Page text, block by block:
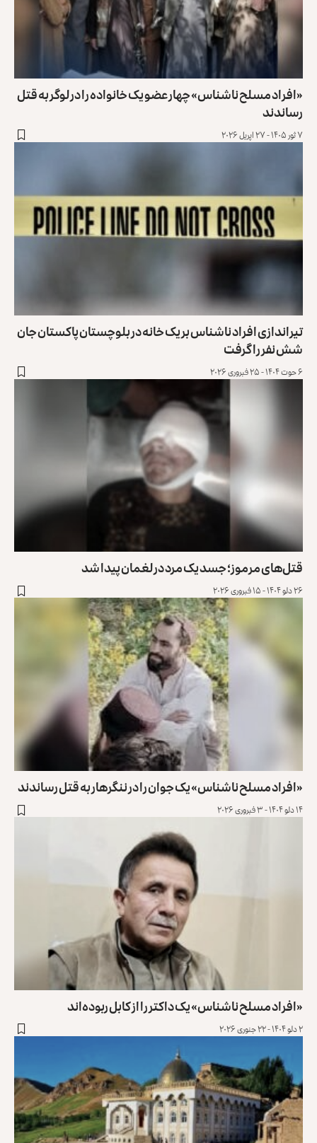
«افراد مسلح ناشناس» چهار عضو یک خانواده را در لوگر به قتل
رساندند
۷ ثور ۱۴۰۵ - ۲۷ اپریل ۲۰۲۶
تیراندازی افراد ناشناس بر یک خانه در بلوچستان پاکستان جان
شش نفر را گرفت
۶ حوت ۱۴۰۴ - ۲۵ فبروری ۲۰۲۶
قتل‌های مرموز؛ جسد یک مرد در لغمان پیدا شد
۲۶ دلو ۱۴۰۴ - ۱۵ فبروری ۲۰۲۶
«افراد مسلح ناشناس» یک جوان را در ننگرهار به قتل رساندند
۱۴ دلو ۱۴۰۴ - ۳ فبروری ۲۰۲۶
«افراد مسلح ناشناس» یک داکتر را از کابل ربوده‌اند
۲ دلو ۱۴۰۴ - ۲۲ جنوری ۲۰۲۶